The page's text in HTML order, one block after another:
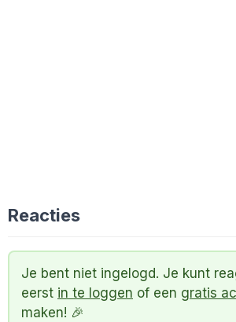
Reacties
Je bent niet ingelogd. Je kunt
eerst in te loggen of een gratis
maken! 🎉